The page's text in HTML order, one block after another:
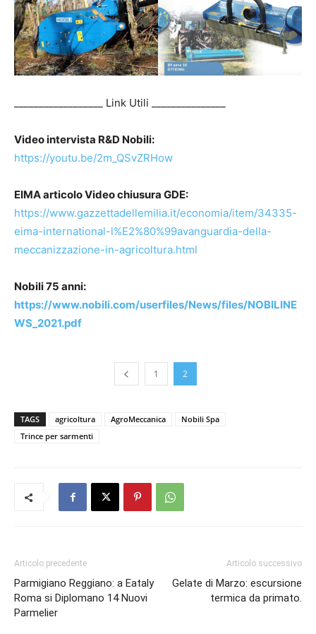
__________________ Link Utili _______________
Video intervista R&D Nobili:
https://youtu.be/2m_QSvZRHow
EIMA articolo Video chiusura GDE:
https://www.gazzettadellemilia.it/economia/item/34335-
eima-international-l%E2%80%99avanguardia-della-
meccanizzazione-in-agricoltura.html
Nobili 75 anni:
https://www.nobili.com/userfiles/News/files/NOBILINE
WS_2021.pdf
1 2
TAGS agricoltura AgroMeccanica
Nobili Spa
Trince per sarmenti
Articolo precedente
Parmigiano Reggiano: a Eataly
Roma si Diplomano 14 Nuovi
Parmelier
Articolo successivo
Gelate di Marzo: escursione
termica da primato.